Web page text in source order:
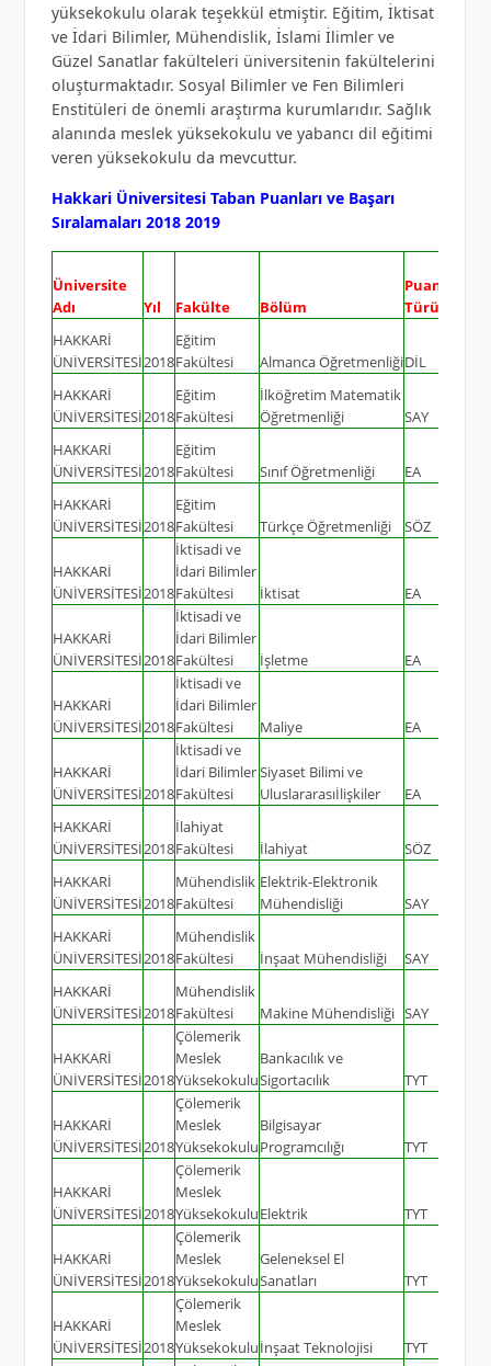
yüksekokulu olarak teşekkül etmiştir. Eğitim, İktisat
ve İdari Bilimler, Mühendislik, İslami İlimler ve
Güzel Sanatlar fakülteleri üniversitenin fakültelerini
oluşturmaktadır. Sosyal Bilimler ve Fen Bilimleri
Enstitüleri de önemli araştırma kurumlarıdır. Sağlık
alanında meslek yüksekokulu ve yabancı dil eğitimi
veren yüksekokulu da mevcuttur.
Hakkari Üniversitesi Taban Puanları ve Başarı
Sıralamaları 2018 2019
Üniversite
Adı
Yıl Fakülte Bölüm
Puan
Türü
HAKKARİ
ÜNİVERSİTESİ2018
Eğitim
Fakültesi
Almanca ÖğretmenliğiDİL
HAKKARİ
ÜNİVERSİTESİ2018
Eğitim
Fakültesi
İlköğretim Matematik
Öğretmenliği
SAY
HAKKARİ
ÜNİVERSİTESİ2018
Eğitim
Fakültesi
Sınıf Öğretmenliği EA
HAKKARİ
ÜNİVERSİTESİ2018
Eğitim
Fakültesi
Türkçe Öğretmenliği SÖZ
HAKKARİ
ÜNİVERSİTESİ2018
İktisadi ve
İdari Bilimler
Fakültesi
İktisat EA
HAKKARİ
ÜNİVERSİTESİ2018
İktisadi ve
İdari Bilimler
Fakültesi
İşletme EA
HAKKARİ
ÜNİVERSİTESİ2018
İktisadi ve
İdari Bilimler
Fakültesi
Maliye EA
HAKKARİ
ÜNİVERSİTESİ2018
İktisadi ve
İdari Bilimler
Fakültesi
Siyaset Bilimi ve
Uluslararasıİlişkiler
EA
HAKKARİ
ÜNİVERSİTESİ2018
İlahiyat
Fakültesi
İlahiyat SÖZ
HAKKARİ
ÜNİVERSİTESİ2018
Mühendislik
Fakültesi
Elektrik-Elektronik
Mühendisliği
SAY
HAKKARİ
ÜNİVERSİTESİ2018
Mühendislik
Fakültesi
İnşaat Mühendisliği SAY
HAKKARİ
ÜNİVERSİTESİ2018
Mühendislik
Fakültesi
Makine Mühendisliği SAY
HAKKARİ
ÜNİVERSİTESİ2018
Çölemerik
Meslek
Yüksekokulu
Bankacılık ve
Sigortacılık
TYT
HAKKARİ
ÜNİVERSİTESİ2018
Çölemerik
Meslek
Yüksekokulu
Bilgisayar
Programcılığı
TYT
HAKKARİ
ÜNİVERSİTESİ2018
Çölemerik
Meslek
YüksekokuluElektrik TYT
HAKKARİ
ÜNİVERSİTESİ2018
Çölemerik
Meslek
Yüksekokulu
Geleneksel El
Sanatları
TYT
HAKKARİ
ÜNİVERSİTESİ2018
Çölemerik
Meslek
Yüksekokuluİnşaat Teknolojisi TYT